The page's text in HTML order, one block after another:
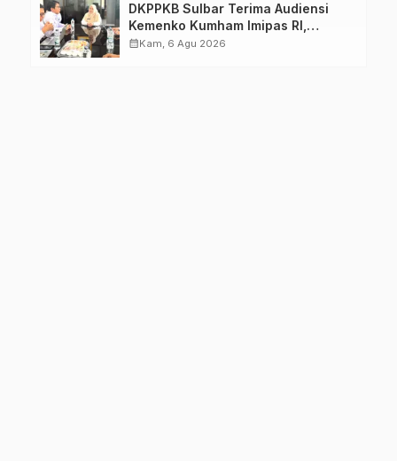
DKPPKB Sulbar Terima Audiensi
Kemenko Kumham Imipas RI,
Perkuat Pelayanan Kesehatan bagi
calendar_monthKam, 6 Agu 2026